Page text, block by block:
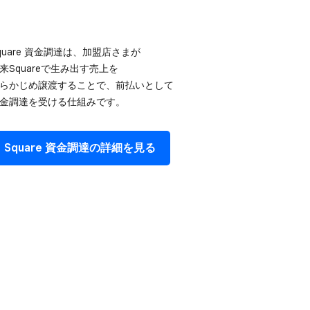
資金調達は、​加盟店さまが​
Squareで​生み出す売上を​
かじめ譲渡する​ことで、​前払いと​して​
調達を​受ける​仕組みです。
Square 資金調達の​詳細を​見る